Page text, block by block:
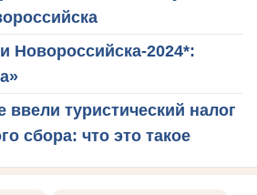
Новороссийска-2024*:
ввели туристический налог
сбора: что это такое